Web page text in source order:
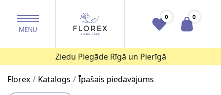
0 0
Ziedu Piegāde Rīgā un Pierīgā
Florex Katalogs Īpašais piedāvājums